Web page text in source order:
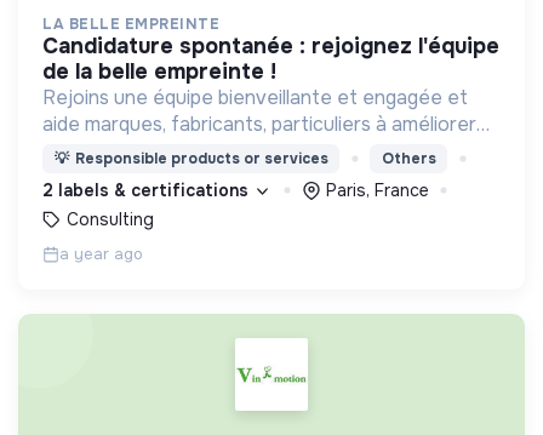
LA BELLE EMPREINTE
candidature spontanée : rejoignez l'équipe
de la belle empreinte !
Rejoins une équipe bienveillante et engagée et
aide marques, fabricants, particuliers à améliorer
leur empreinte via des parcours pédagogiques sur-
mesure et une plateforme de calcul d'impact
pointue !
💡 Responsible products or services Others
2 labels & certifications
Paris, France
Consulting
a year ago